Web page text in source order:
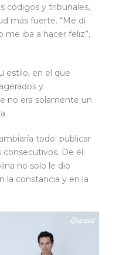
códigos y tribunales,
más fuerte. “Me di
iba a hacer feliz”,
estilo, en el que
y
no era solamente un
todo: publicar
De él
no solo le dio
la constancia y en la